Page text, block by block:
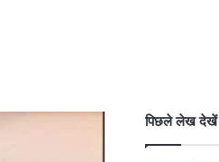
पिछले लेख देखें